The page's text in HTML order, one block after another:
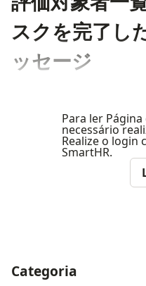
スクを完了し
ッセージ
Para ler
necessário
Realize o login
SmartHR.
ナビゲーションメニュー
Categoria